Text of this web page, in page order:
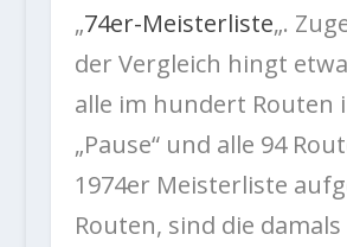
„74er-Meisterliste„.
der Vergleich hingt
alle im hundert Routen
„Pause“ und alle 94
1974er Meisterliste
Routen, sind die damals